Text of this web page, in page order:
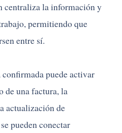
centraliza la información y
permitiendo que
entre sí.
puede activar
de una factura, la
actualización de
pueden conectar